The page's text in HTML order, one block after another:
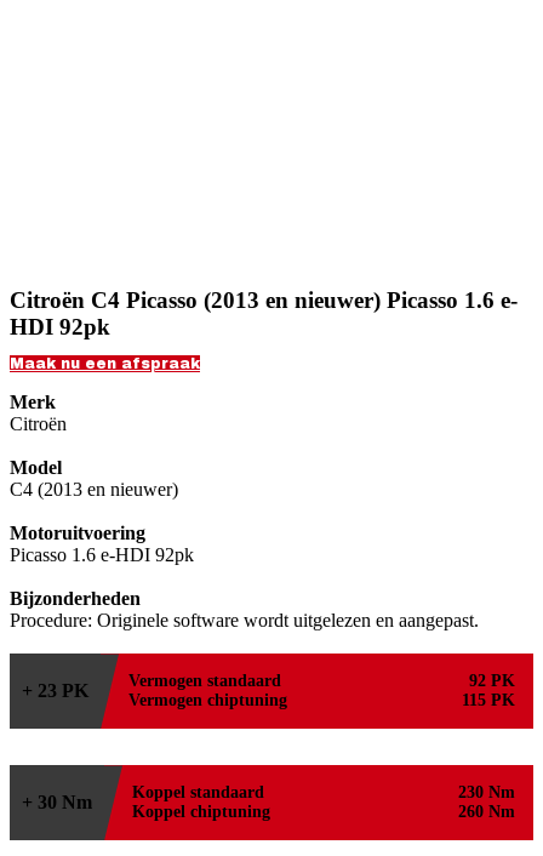
Citroën C4 Picasso (2013 en nieuwer) Picasso 1.6 e-
HDI 92pk
Maak nu een afspraak
Merk
Citroën
Model
C4 (2013 en nieuwer)
Motoruitvoering
Picasso 1.6 e-HDI 92pk
Bijzonderheden
Procedure: Originele software wordt uitgelezen en aangepast.
+ 23 PK Vermogen standaard
92 PK
Vermogen chiptuning
115 PK
+ 30 Nm Koppel standaard
230 Nm
Koppel chiptuning
260 Nm